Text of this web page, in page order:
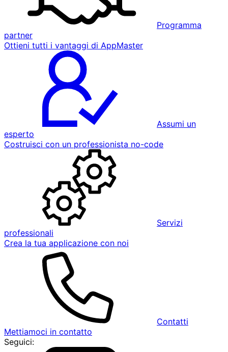
Programma
partner
Ottieni tutti i vantaggi di AppMaster
Assumi un
esperto
Costruisci con un professionista no-code
Servizi
professionali
Crea la tua applicazione con noi
Contatti
Mettiamoci in contatto
Seguici: